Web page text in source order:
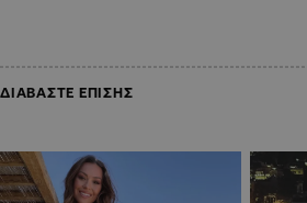
ΔΙΑΒΑΣΤΕ ΕΠΙΣΗΣ